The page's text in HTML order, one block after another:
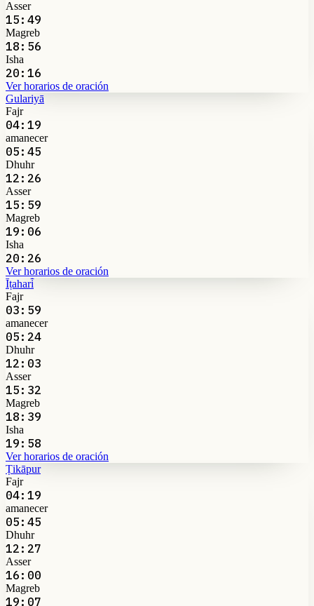
Asser
15:49
Magreb
18:56
Isha
20:16
Ver horarios de oración
Gulariyā
Fajr
04:19
amanecer
05:45
Dhuhr
12:26
Asser
15:59
Magreb
19:06
Isha
20:26
Ver horarios de oración
Īṭahari̇̄
Fajr
03:59
amanecer
05:24
Dhuhr
12:03
Asser
15:32
Magreb
18:39
Isha
19:58
Ver horarios de oración
Ṭikāpur
Fajr
04:19
amanecer
05:45
Dhuhr
12:27
Asser
16:00
Magreb
19:07